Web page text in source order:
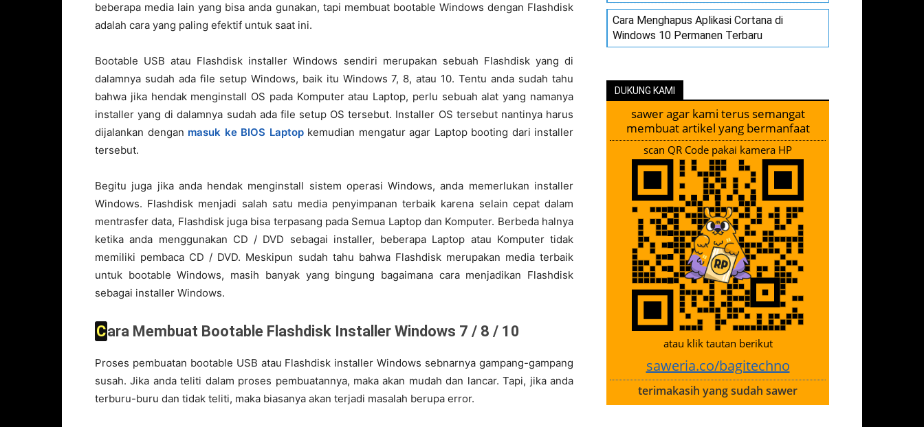
beberapa media lain yang bisa anda gunakan, tapi membuat bootable Windows dengan Flashdisk
adalah cara yang paling efektif untuk saat ini.
Bootable USB atau Flashdisk installer Windows sendiri merupakan sebuah Flashdisk yang di
dalamnya sudah ada file setup Windows, baik itu Windows 7, 8, atau 10. Tentu anda sudah tahu
bahwa jika hendak menginstall OS pada Komputer atau Laptop, perlu sebuah alat yang namanya
installer yang di dalamnya sudah ada file setup OS tersebut. Installer OS tersebut nantinya harus
dijalankan dengan masuk ke BIOS Laptopkemudian mengatur agar Laptop booting dari installer
tersebut.
Begitu juga jika anda hendak menginstall sistem operasi Windows, anda memerlukan installer
Windows. Flashdisk menjadi salah satu media penyimpanan terbaik karena selain cepat dalam
mentrasfer data, Flashdisk juga bisa terpasang pada Semua Laptop dan Komputer. Berbeda halnya
ketika anda menggunakan CD / DVD sebagai installer, beberapa Laptop atau Komputer tidak
memiliki pembaca CD / DVD. Meskipun sudah tahu bahwa Flashdisk merupakan media terbaik
untuk bootable Windows, masih banyak yang bingung bagaimana cara menjadikan Flashdisk
sebagai installer Windows.
Cara Membuat Bootable Flashdisk Installer Windows 7 / 8 / 10
Proses pembuatan bootable USB atau Flashdisk installer Windows sebnarnya gampang-gampang
susah. Jika anda teliti dalam proses pembuatannya, maka akan mudah dan lancar. Tapi, jika anda
terburu-buru dan tidak teliti, maka biasanya akan terjadi masalah berupa error.
Cara Menghapus Aplikasi Cortana di
Windows 10 Permanen Terbaru
DUKUNG KAMI
sawer agar kami terus semangat
membuat artikel yang bermanfaat
scan QR Code pakai kamera HP
atau klik tautan berikut
saweria.co/bagitechno
terimakasih yang sudah sawer